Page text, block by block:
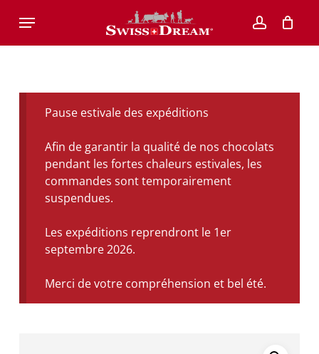
main
account
Menu
Pause estivale des expéditions
Afin de garantir la qualité de nos chocolats
pendant les fortes chaleurs estivales, les
commandes sont temporairement
suspendues.
Les expéditions reprendront le 1er
septembre 2026.
Merci de votre compréhension et bel été.